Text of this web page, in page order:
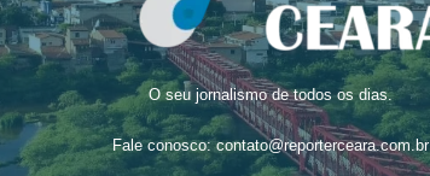
O seu jornalismo de todos os dias.
Fale conosco:contato@reporterceara.com.br